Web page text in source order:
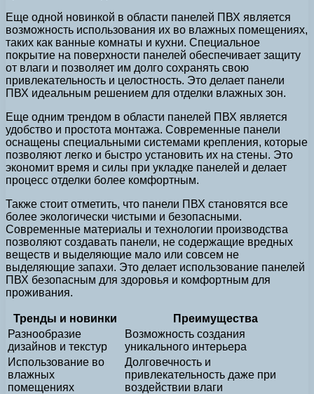
Еще одной новинкой в области панелей ПВХ является
возможность использования их во влажных помещениях,
таких как ванные комнаты и кухни. Специальное
покрытие на поверхности панелей обеспечивает защиту
от влаги и позволяет им долго сохранять свою
привлекательность и целостность. Это делает панели
ПВХ идеальным решением для отделки влажных зон.
Еще одним трендом в области панелей ПВХ является
удобство и простота монтажа. Современные панели
оснащены специальными системами крепления, которые
позволяют легко и быстро установить их на стены. Это
экономит время и силы при укладке панелей и делает
процесс отделки более комфортным.
Также стоит отметить, что панели ПВХ становятся все
более экологически чистыми и безопасными.
Современные материалы и технологии производства
позволяют создавать панели, не содержащие вредных
веществ и выделяющие мало или совсем не
выделяющие запахи. Это делает использование панелей
ПВХ безопасным для здоровья и комфортным для
проживания.
Тренды и новинки
Преимущества
Разнообразие
дизайнов и текстур
Возможность создания
уникального интерьера
Использование во
влажных
помещениях
Долговечность и
привлекательность даже при
воздействии влаги